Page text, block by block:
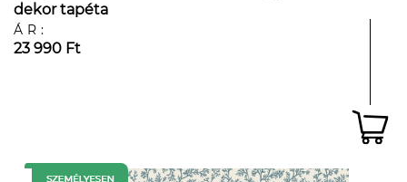
dekor tapéta
ÁR:
23 990 Ft